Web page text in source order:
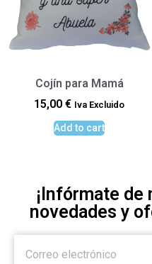
Cojín para Mamá
15,00 € Iva Excluido
Add to cart
¡Infórmate
novedades y